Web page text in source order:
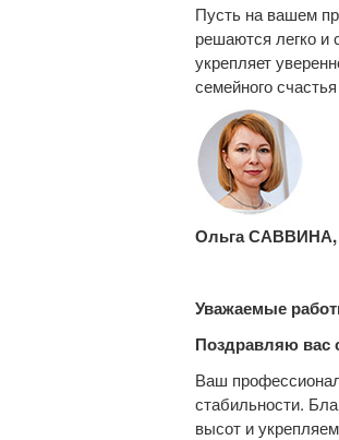
Пусть на вашем
решаются легко и
укрепляет
семейного
Ольга САВВИНА,
Уважаемые
Поздравляю вас
Ваш
стабильности.
высот и